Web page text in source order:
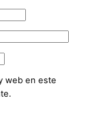
web en este